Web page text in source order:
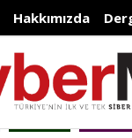
Hakkımızda